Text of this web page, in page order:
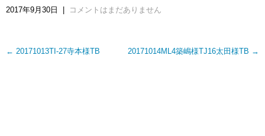
2017年9月30日 コメントはまだありません
Post
← 20171013TI-27寺本様TB 20171014ML4築嶋様TJ16太田様TB →